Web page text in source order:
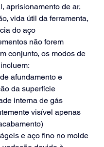
aprisionamento de ar,
vida útil da ferramenta,
do aço
não forem
conjunto, os modos de
afundamento e
da superfície
interna de gás
visível apenas
e aço fino no molde